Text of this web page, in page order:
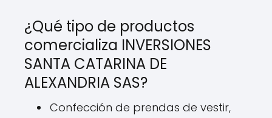
¿Qué tipo de productos
comercializa INVERSIONES
SANTA CATARINA DE
ALEXANDRIA SAS?
Confección de prendas de vestir,